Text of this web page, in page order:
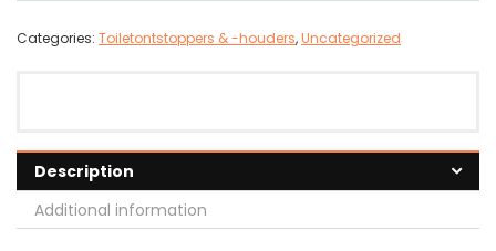
Categories: Toiletontstoppers & -houders,Uncategorized
Description
Additional information